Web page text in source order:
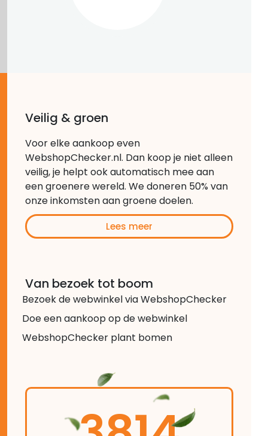
Veilig & groen
Voor elke aankoop even
WebshopChecker.nl. Dan koop je niet alleen
veilig, je helpt ook automatisch mee aan
een groenere wereld. We doneren 50% van
onze inkomsten aan groene doelen.
Lees meer
Van bezoek tot boom
Bezoek de webwinkel via WebshopChecker
Doe een aankoop op de webwinkel
WebshopChecker plant bomen